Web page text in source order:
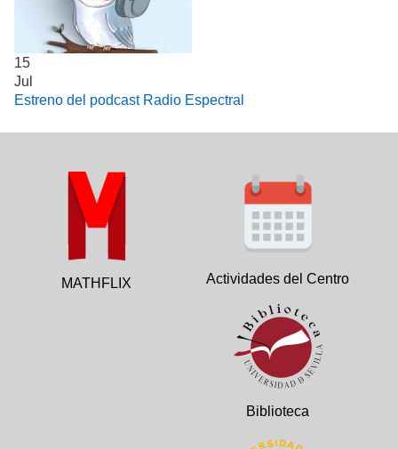
15
Jul
Estreno del podcast Radio Espectral
MATHFLIX Actividades del Centro
Biblioteca